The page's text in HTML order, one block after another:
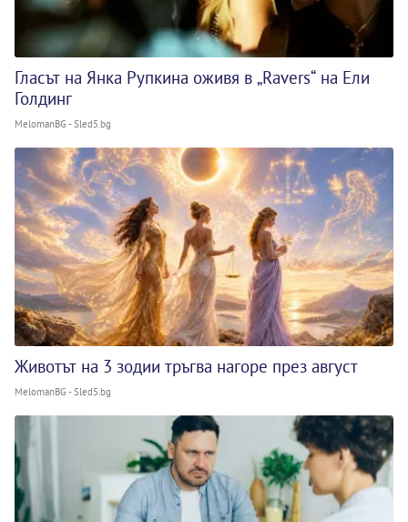
Гласът на Янка Рупкина оживя в „Ravers“ на Ели
Голдинг
MelomanBG - Sled5.bg
Животът на 3 зодии тръгва нагоре през август
MelomanBG - Sled5.bg